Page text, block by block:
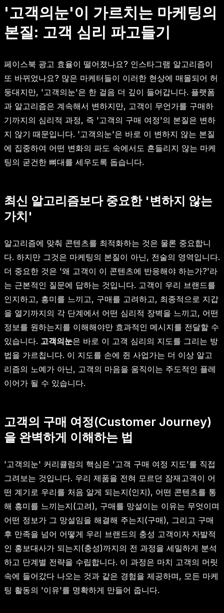
'고객의눈'이 가르치는 마케팅의
본질: 고객 심리 파고들기
페이스북 광고 효율이 떨어졌나요? 인스타그램 알고리즘이
또 바뀌었나요? 많은 마케터들이 이러한 현상에 매몰되어 허
둥대지만, '고객의눈'은 한 걸음 더 깊이 들어갑니다. 플랫폼
과 알고리즘은 계속해서 변하지만, 고객이 무언가를 구매하
기까지의 심리적 과정, 즉 '고객의 구매 여정'의 본질은 변하
지 않기 때문입니다. '고객의눈'은 바로 이 변하지 않는 본질
에 집중하여 어떤 변화의 파도 속에서도 흔들리지 않는 마케
팅의 굳건한 뼈대를 세우도록 돕습니다.
최신 알고리즘보다 중요한 '변하지 않는
가치'
알고리즘에 맞춰 콘텐츠를 최적화하는 것은 물론 중요합니
다. 하지만 그것은 마케팅의 본질이 아닌, 전술의 영역입니다.
더 중요한 것은 '왜 고객이 이 콘텐츠에 반응해야 하는가?'라
는 근본적인 질문에 답하는 것입니다. 고객이 우리 브랜드를
인지하고, 흥미를 느끼고, 구매를 고려하고, 최종적으로 지갑
을 열기까지의 각 단계에서 어떤 심리적 장벽을 느끼고, 어떤
정보를 원하는지를 이해해야만 효과적인 메시지를 전달할 수
있습니다. 고객의눈은 바로 이 고객 심리의 지도를 그리는 방
법을 가르칩니다. 이 지도를 손에 쥔 사업가는 더 이상 알고
리즘의 노예가 아닌, 고객의 마음을 움직이는 주도적인 플레
이어가 될 수 있습니다.
고객의 구매 여정(Customer Journey)
을 완벽하게 이해하는 법
'고객의눈' 커리큘럼의 핵심은 '고객 구매 여정 지도'를 직접
그려보는 것입니다. 우리 제품을 전혀 모르던 잠재고객이 어
떤 계기로 우리를 처음 알게 되는지(인지), 어떤 콘텐츠를 통
해 흥미를 느끼는지(고려), 구매를 망설이는 이유는 무엇이며
어떤 정보가 그 망설임을 해결해 주는지(구매), 그리고 구매
후 만족을 넘어 어떻게 우리 브랜드의 충성 고객이자 자발적
인 홍보대사가 되는지(충성)까지의 전 과정을 세밀하게 분석
하고 단계별 전략을 수립합니다. 이 과정은 마치 고객의 머릿
속에 들어갔다 나오는 것과 같은 경험을 제공하며, 모든 마케
팅 활동의 '이유'를 명확하게 만들어 줍니다.